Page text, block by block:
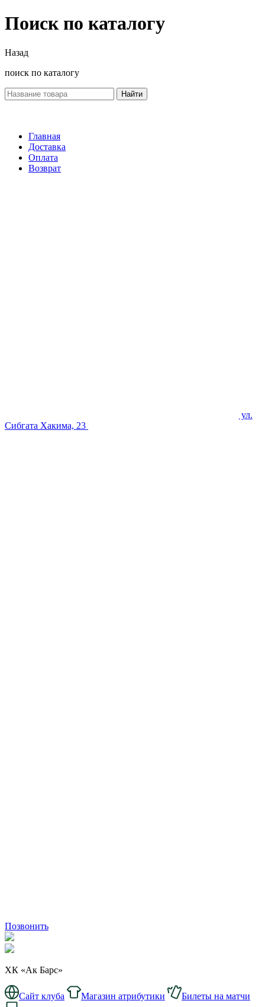
Поиск по каталогу
Назад
поиск по каталогу
Найти
Главная
Доставка
Оплата
Возврат
ул.
Сибгата Хакима, 23
Позвонить
ХК «Ак Барс»
Сайт клуба Магазин атрибутики
Билеты на матчи